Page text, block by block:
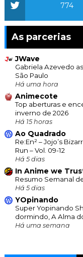
774
As parcerias
JWave
Gabriela Azevedo
São Paulo
Há uma hora
Animecote
Top aberturas e
inverno de 2026
Há 15 horas
Ao Quadrado
Re:En² – Jojo’s
Run – Vol. 09-12
Há 5 dias
In Anime we
Resumo Semanal
Há 5 dias
YOpinando
Super Yopinando
dormindo, A Alma
Há uma semana